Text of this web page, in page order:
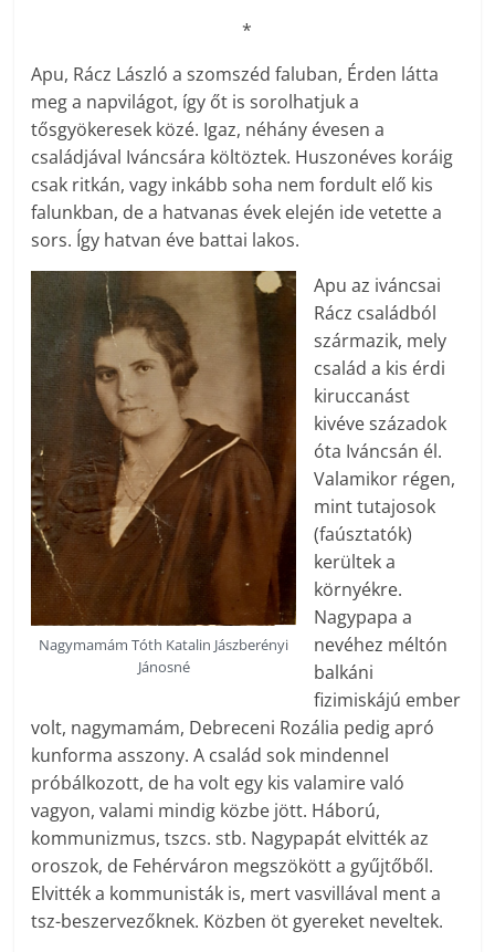
*
Apu, Rácz László a szomszéd faluban, Érden látta
meg a napvilágot, így őt is sorolhatjuk a
tősgyökeresek közé. Igaz, néhány évesen a
családjával Iváncsára költöztek. Huszonéves koráig
csak ritkán, vagy inkább soha nem fordult elő kis
falunkban, de a hatvanas évek elején ide vetette a
sors. Így hatvan éve battai lakos.
Nagymamám Tóth Katalin Jászberényi
Jánosné
Apu az iváncsai
Rácz családból
származik, mely
család a kis érdi
kiruccanást
kivéve századok
óta Iváncsán él.
Valamikor régen,
mint tutajosok
(faúsztatók)
kerültek a
környékre.
Nagypapa a
nevéhez méltón
balkáni
fizimiskájú ember
volt, nagymamám, Debreceni Rozália pedig apró
kunforma asszony. A család sok mindennel
próbálkozott, de ha volt egy kis valamire való
vagyon, valami mindig közbe jött. Háború,
kommunizmus, tszcs. stb. Nagypapát elvitték az
oroszok, de Fehérváron megszökött a gyűjtőből.
Elvitték a kommunisták is, mert vasvillával ment a
tsz-beszervezőknek. Közben öt gyereket neveltek.